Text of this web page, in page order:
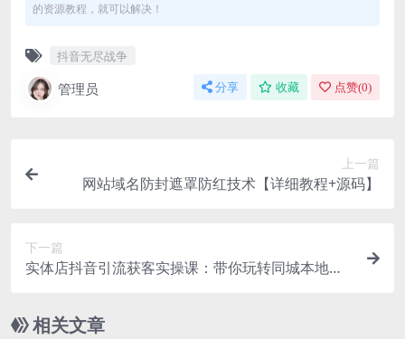
的资源教程，就可以解决！
抖音无尽战争
管理员 分享 收藏 点赞(0)
上一篇
网站域名防封遮罩防红技术【详细教程+源码】
下一篇
实体店抖音引流获客实操课：带你玩转同城本地店
相关文章